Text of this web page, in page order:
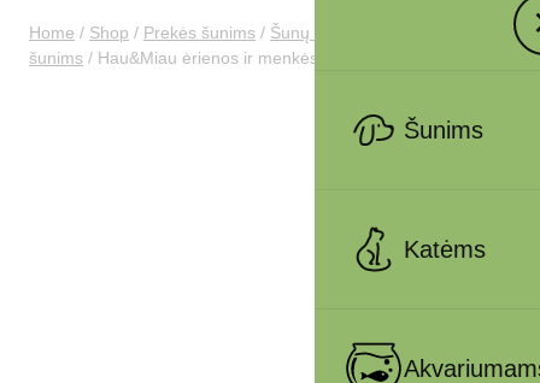
Šunims
Katėms
Home / Shop / Prekės šunims / Šunų maistas
šunims / Hau&Miau ėrienos ir menkės kubeliais, 500g